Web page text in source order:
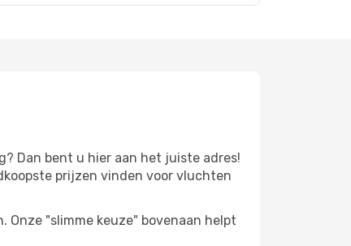
Dan bent u hier aan het juiste adres!
prijzen vinden voor vluchten
"slimme keuze" bovenaan helpt